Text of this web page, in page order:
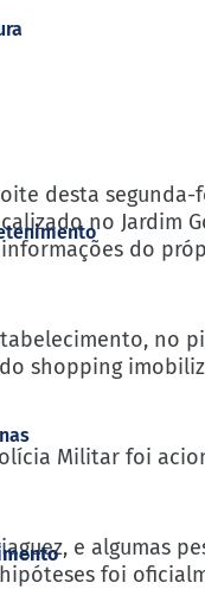
desta segunda-
no Jardim
do
no
shopping
Militar foi
e algumas
foi